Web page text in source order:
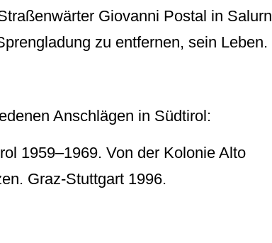
Giovanni Postal in Salurn
zu entfernen, sein Leben.
Anschlägen in Südtirol:
1959–1969. Von der Kolonie Alto
Graz-Stuttgart 1996.